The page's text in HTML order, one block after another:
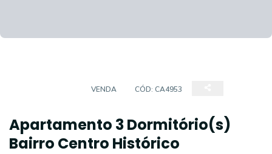
VENDA CÓD: CA4953
Apartamento 3 Dormitório(s)
Bairro Centro Histórico